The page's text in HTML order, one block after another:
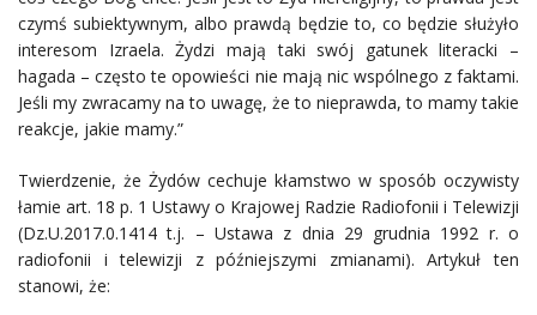
czymś subiektywnym, albo prawdą będzie to, co będzie służyło
interesom Izraela. Żydzi mają taki swój gatunek literacki –
hagada – często te opowieści nie mają nic wspólnego z faktami.
Jeśli my zwracamy na to uwagę, że to nieprawda, to mamy takie
reakcje, jakie mamy.”
Twierdzenie, że Żydów cechuje kłamstwo w sposób oczywisty
łamie art. 18 p. 1 Ustawy o Krajowej Radzie Radiofonii i Telewizji
(Dz.U.2017.0.1414 t.j. – Ustawa z dnia 29 grudnia 1992 r. o
radiofonii i telewizji z późniejszymi zmianami). Artykuł ten
stanowi, że: